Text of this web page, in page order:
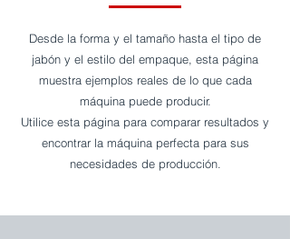
Desde la forma y el tamaño hasta el tipo de
jabón y el estilo del empaque, esta página
muestra ejemplos reales de lo que cada
máquina puede producir.
Utilice esta página para comparar resultados y
encontrar la máquina perfecta para sus
necesidades de producción.